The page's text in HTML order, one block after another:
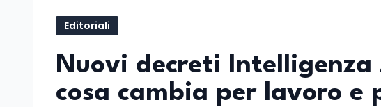
Editoriali
Nuovi decreti
cosa cambia per lavoro e